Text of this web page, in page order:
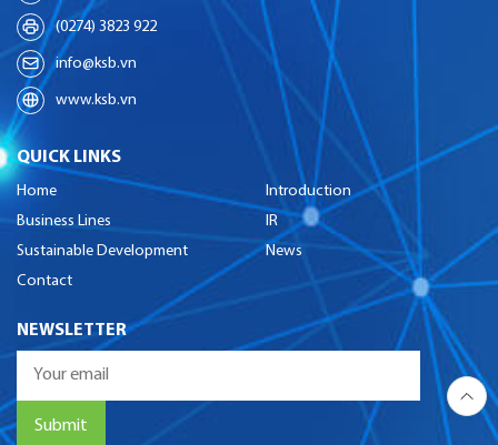
(0274) 3823 922
info@ksb.vn
www.ksb.vn
QUICK LINKS
Home
Introduction
Business Lines
IR
Sustainable Development
News
Contact
NEWSLETTER